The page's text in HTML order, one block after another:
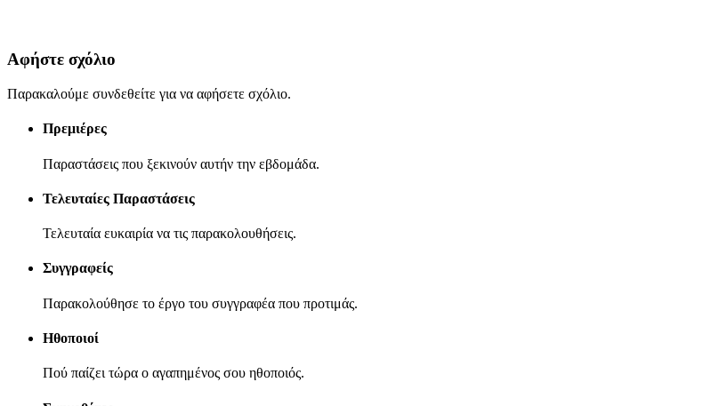
Αφήστε σχόλιο
Παρακαλούμε συνδεθείτε για να αφήσετε σχόλιο.
Πρεμιέρες
Παραστάσεις που ξεκινούν αυτήν την εβδομάδα.
Τελευταίες Παραστάσεις
Τελευταία ευκαιρία να τις παρακολουθήσεις.
Συγγραφείς
Παρακολούθησε το έργο του συγγραφέα που προτιμάς.
Ηθοποιοί
Πού παίζει τώρα ο αγαπημένος σου ηθοποιός.